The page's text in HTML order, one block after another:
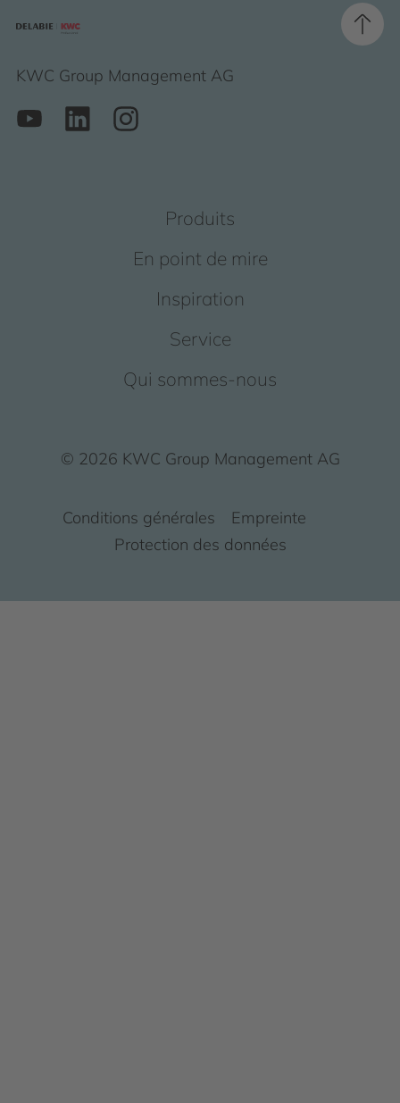
KWC Group Management AG
Produits
En point de mire
Inspiration
Service
Qui sommes-nous
© 2026 KWC Group Management AG
Conditions générales
Empreinte
Protection des données